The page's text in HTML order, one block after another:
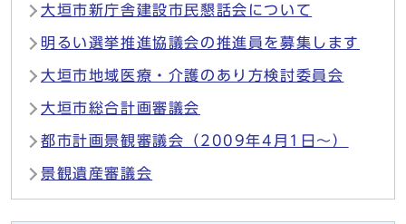
大垣市新庁舎建設市民懇話会について
明るい選挙推進協議会の推進員を募集します
大垣市地域医療・介護のあり方検討委員会
大垣市総合計画審議会
都市計画景観審議会（2009年4月1日～）
景観遺産審議会